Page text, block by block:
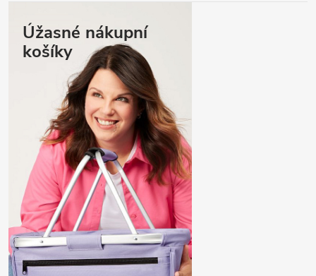
Úžasné nákupní
košíky